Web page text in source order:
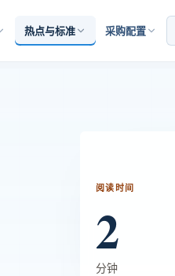
热点与标准 采购配置
阅读时间
2
分钟